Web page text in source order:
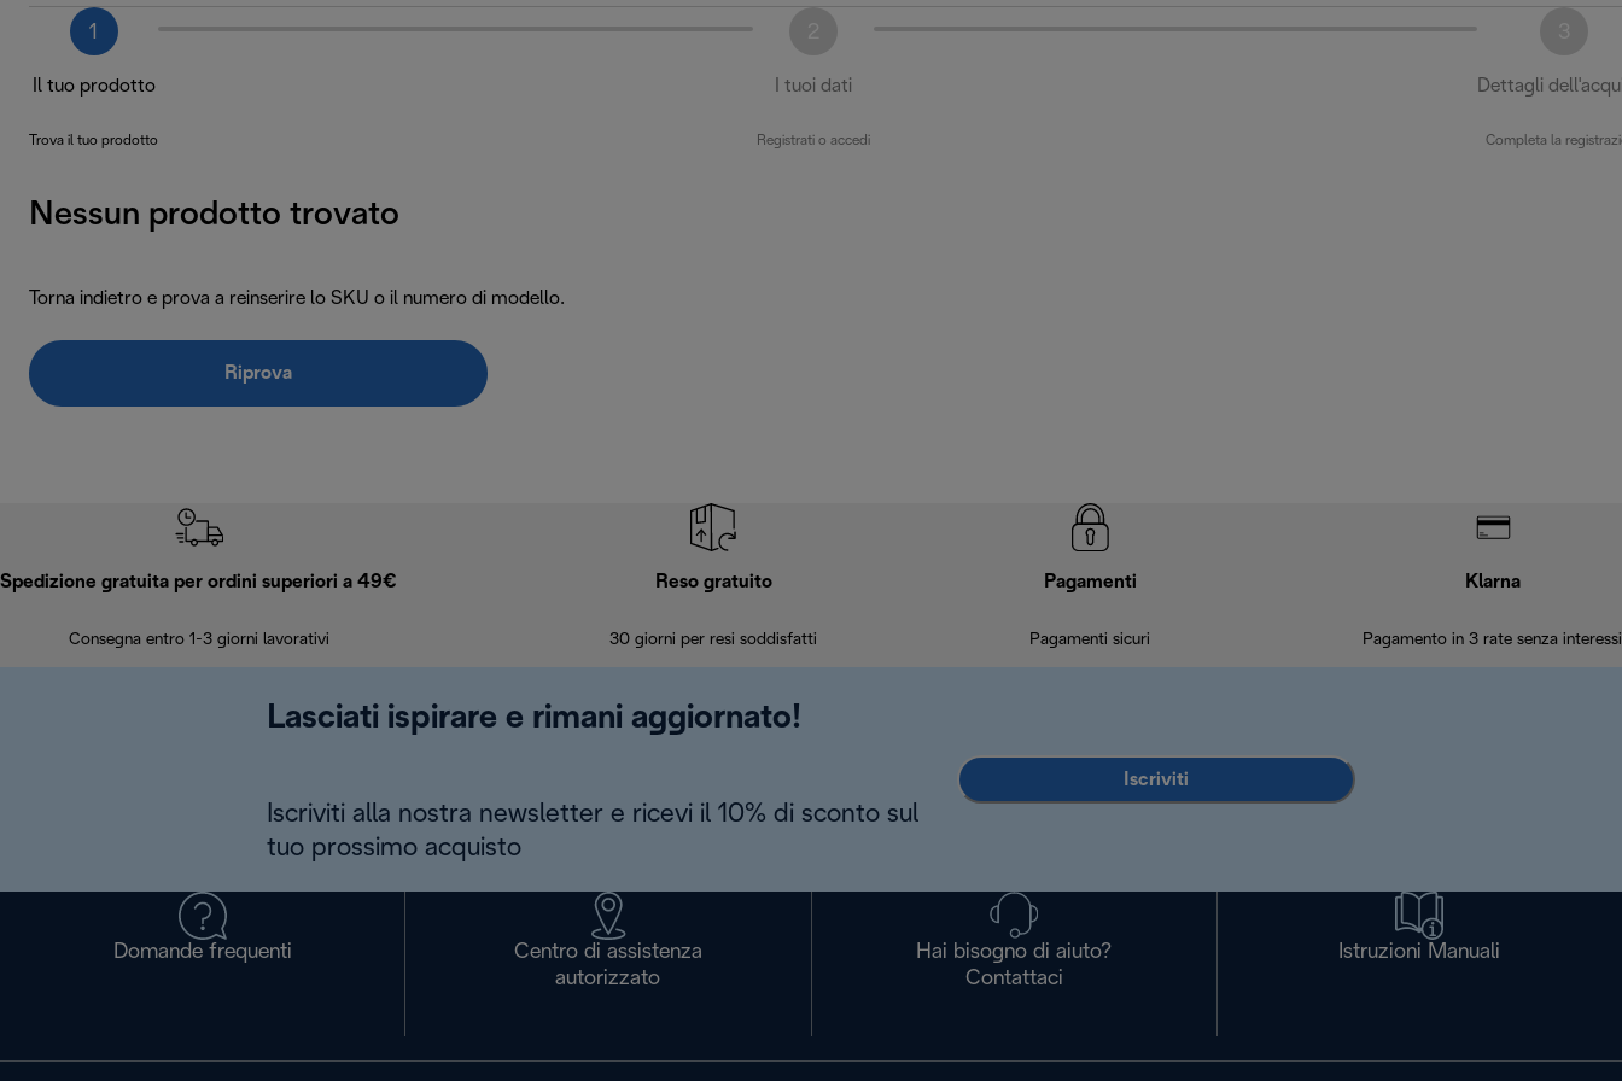
1
Il tuo prodotto
Trova il tuo prodotto
I tuoi dati
Registrati o accedi
Dettagli
Completa la
Nessun prodotto trovato
Torna indietro e prova a reinserire lo SKU o il numero di modello.
Riprova
Spedizione gratuita per ordini superiori a 49€
Consegna entro 1-3 giorni lavorativi
Reso gratuito
30 giorni per resi soddisfatti
Pagamenti
Pagamenti sicuri
Klarna
Pagamento in 3 rate senza interessi
Lasciati ispirare e rimani aggiornato!
Iscriviti alla nostra newsletter e ricevi il 10% di sconto sul
tuo prossimo acquisto
Iscriviti
Domande frequenti
Centro di assistenza
autorizzato
Hai bisogno di aiuto?
Contattaci
Istruzioni Manuali